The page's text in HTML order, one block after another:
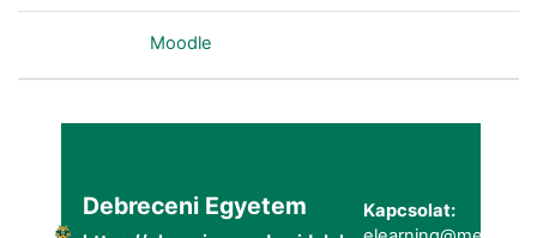
Moodle
Debreceni Egyetem
Kapcsolat: